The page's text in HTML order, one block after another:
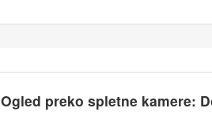
Ogled preko spletne kamere: